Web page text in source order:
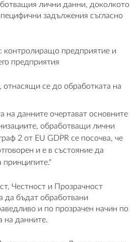
лични данни, доколкото
задължения съгласно
контролиращо предприятие и
предприятия
се до обработката на
на данните очертават основните
обработващи лични
2 от EU GDPR се посочва, че
и е в състояние да
принципите."
Честност и Прозрачност
да бъдат обработвани
и по прозрачен начин по
на данните.